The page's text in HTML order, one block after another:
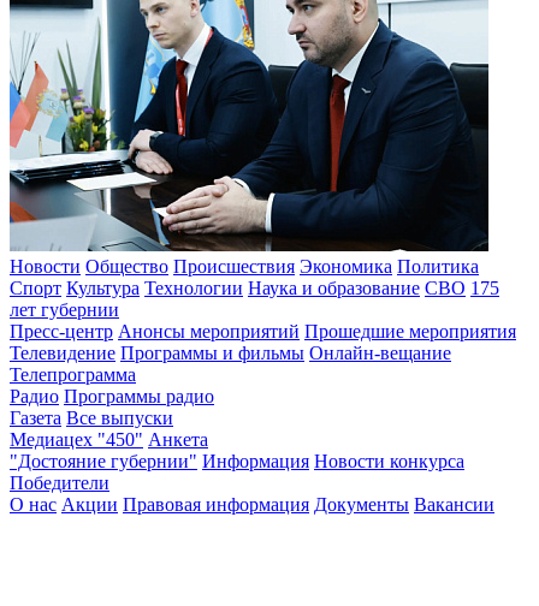
Новости Общество Происшествия Экономика Политика
Спорт Культура Технологии Наука и образование СВО 175
лет губернии
Пресс-центр Анонсы мероприятий Прошедшие мероприятия
Телевидение Программы и фильмы Онлайн-вещание
Телепрограмма
Радио Программы радио
Газета Все выпуски
Медиацех "450" Анкета
"Достояние губернии" Информация Новости конкурса
Победители
О нас Акции Правовая информация Документы Вакансии